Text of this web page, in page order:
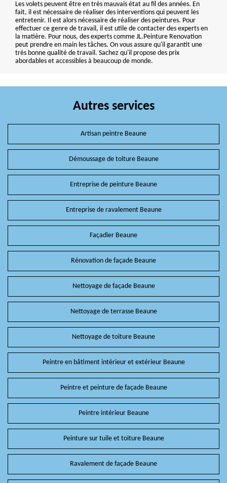
Les volets peuvent être en très mauvais état au fil des années. En
fait, il est nécessaire de réaliser des interventions qui peuvent les
entretenir. Il est alors nécessaire de réaliser des peintures. Pour
effectuer ce genre de travail, il est utile de contacter des experts en
la matière. Pour nous, des experts comme JL.Peinture Renovation
peut prendre en main les tâches. On vous assure qu'il garantit une
très bonne qualité de travail. Sachez qu'il propose des prix
abordables et accessibles à beaucoup de monde.
Autres services
Artisan peintre Beaune
Démoussage de toiture Beaune
Entreprise de peinture Beaune
Entreprise de ravalement Beaune
Façadier Beaune
Rénovation de façade Beaune
Nettoyage de façade Beaune
Nettoyage de terrasse Beaune
Nettoyage de toiture Beaune
Peintre en bâtiment intérieur et extérieur Beaune
Peintre et peinture de façade Beaune
Peintre intérieur Beaune
Peinture sur tuile et toiture Beaune
Ravalement de façade Beaune